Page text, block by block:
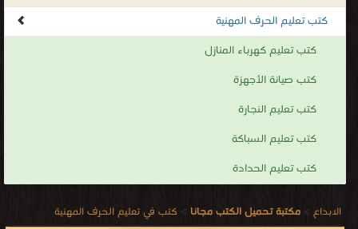
كتب تعليم الحرف المهنية
كتب تعليم كهرباء المنازل
كتب صيانة الأجهزة
كتب تعليم النجارة
كتب تعليم السباكة
كتب تعليم الحدادة
الابداع > مكتبة تحميل الكتب مجانا > كتب في تعليم الحرف المهنية